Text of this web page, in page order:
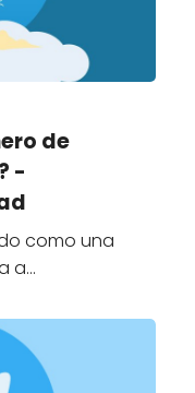
de
-
como una
a…